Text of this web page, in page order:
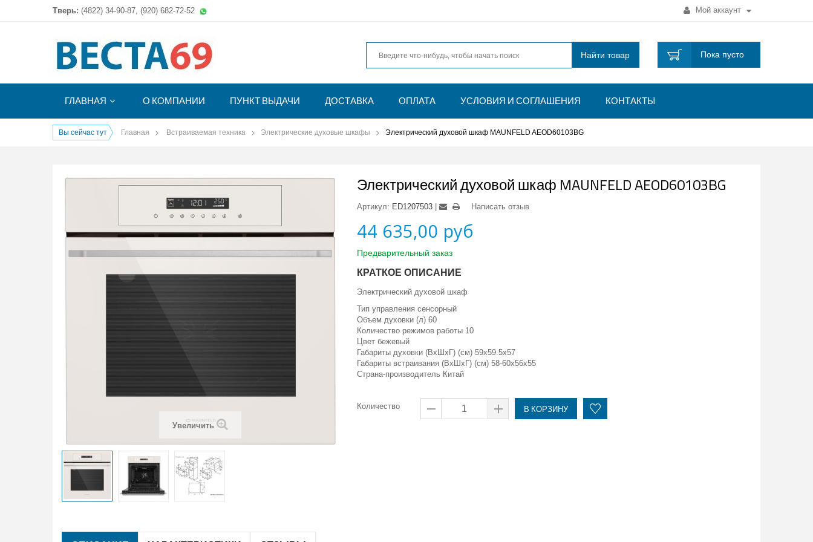
Тверь: (4822) 34-90-87, (920) 682-72-52 Мой аккаунт
Найти товар Пока пусто
ГЛАВНАЯ О КОМПАНИИ ПУНКТ ВЫДАЧИ ДОСТАВКА ОПЛАТА УСЛОВИЯ И СОГЛАШЕНИЯ КОНТАКТЫ
Вы сейчас тут Главная Встраиваемая техника Электрические духовые шкафы Электрический духовой шкаф MAUNFELD AEOD60103BG
Увеличить
Электрический духовой шкаф MAUNFELD AEOD60103BG
Артикул: ED1207503 Написать отзыв
44 635,00 руб
Предварительный заказ
КРАТКОЕ ОПИСАНИЕ
Электрический духовой шкаф
Тип управления сенсорный
Объем духовки (л) 60
Количество режимов работы 10
Цвет бежевый
Габариты духовки (ВxШxГ) (см) 59x59.5x57
Габариты встраивания (ВxШxГ) (см) 58-60x56x55
Страна-производитель Китай
Количество В КОРЗИНУ